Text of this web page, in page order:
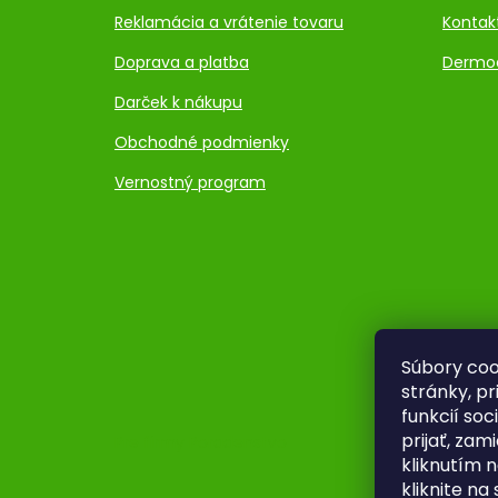
Súbory
stránky,
funkcií
prijať,
kliknutím
kliknite na
Reklamácia a vrátenie tovaru
Doprava a platba
Darček k nákupu
Obchodné podmienky
Vernostný program